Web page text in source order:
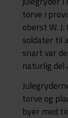
torve i
oberst W.
soldater til
snart var
naturlig del
torve og
byer med